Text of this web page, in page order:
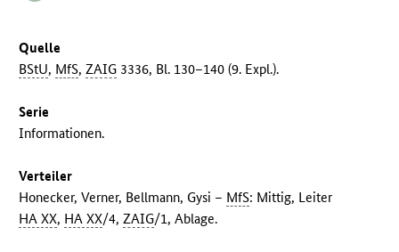
Quelle
BStU, MfS,ZAIG 3336, Bl. 130–140 (9. Expl.).
Serie
Informationen.
Verteiler
Honecker, Verner, Bellmann, Gysi – MfS: Mittig, Leiter
HA XX, HA XX/4,ZAIG/1, Ablage.